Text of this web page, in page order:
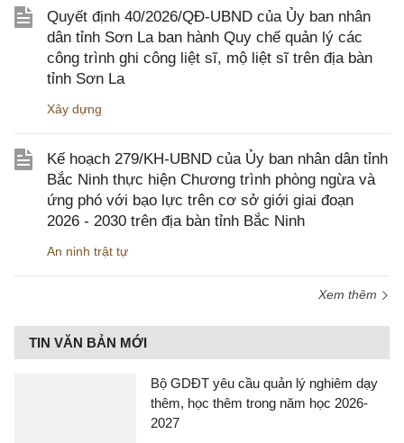
Quyết định 40/2026/QĐ-UBND của Ủy ban nhân
dân tỉnh Sơn La ban hành Quy chế quản lý các
công trình ghi công liệt sĩ, mộ liệt sĩ trên địa bàn
tỉnh Sơn La
Xây dựng
Kế hoạch 279/KH-UBND của Ủy ban nhân dân tỉnh
Bắc Ninh thực hiện Chương trình phòng ngừa và
ứng phó với bạo lực trên cơ sở giới giai đoạn
2026 - 2030 trên địa bàn tỉnh Bắc Ninh
An ninh trật tự
Xem thêm
TIN VĂN BẢN MỚI
Bộ GDĐT yêu cầu quản lý nghiêm dạy
thêm, học thêm trong năm học 2026-
2027